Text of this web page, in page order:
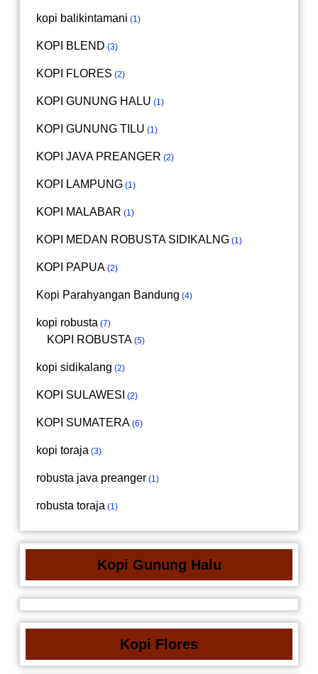
kopi balikintamani 1
KOPI BLEND 3
KOPI FLORES 2
KOPI GUNUNG HALU 1
KOPI GUNUNG TILU 1
KOPI JAVA PREANGER 2
KOPI LAMPUNG 1
KOPI MALABAR 1
KOPI MEDAN ROBUSTA SIDIKALNG 1
KOPI PAPUA 2
Kopi Parahyangan Bandung 4
kopi robusta 7
KOPI ROBUSTA 5
kopi sidikalang 2
KOPI SULAWESI 2
KOPI SUMATERA 6
kopi toraja 3
robusta java preanger 1
robusta toraja 1
Kopi Gunung Halu
Kopi Flores